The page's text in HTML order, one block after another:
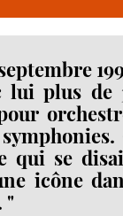
lui plus de
qui se
icône
"